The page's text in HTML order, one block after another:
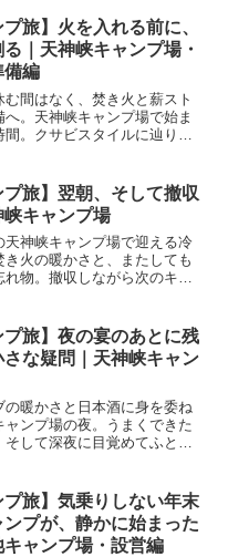
プ旅】火を入れる前に、
る｜天神峡キャンプ場・
備編
む間はなく、焚き火と薪スト
へ。天神峡キャンプ場で始ま
間。クサビスタイルに辿り着
プ旅】翌朝、そして撤収
峡キャンプ場
天神峡キャンプ場で迎える冷
き火の暖かさと、またしても
物。撤収しながら次のキャ
プ旅】夜の宴のあとに残
さな疑問｜天神峡キャン
の暖かさと日本酒に身を委ね
ャンプ場の夜。うまくできた
そして深夜に目覚めてふと浮
プ旅】気乗りしない年末
ンプが、静かに始まった
キャンプ場・設営編